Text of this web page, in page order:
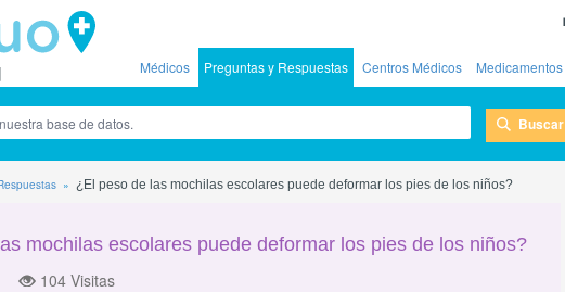
Médicos Preguntas y Respuestas Centros Médicos Medicamentos
Buscar
¿El peso de las mochilas escolares puede deformar los pies de los niños?
mochilas escolares puede deformar los pies de los niños?
104 Visitas